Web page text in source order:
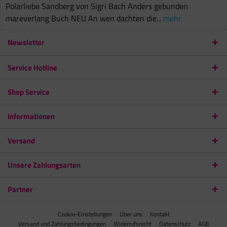
Polarliebe Sandberg von Sigri Bach Anders gebunden
mareverlang Buch NEU An wen dachten die... mehr
Newsletter
Service Hotline
Shop Service
Informationen
Versand
Unsere Zahlungsarten
Partner
Cookie-Einstellungen Über uns
Kontakt
Versand und Zahlungsbedingungen
Widerrufsrecht Datenschutz AGB